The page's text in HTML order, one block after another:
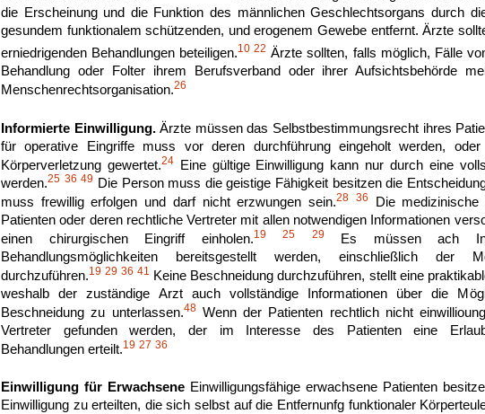
die Erscheinung und die Funktion des männlichen Geschlechtsorgans durch
gesundem funktionalem schützenden, und erogenem Gewebe entfernt. Ärzte
erniedrigenden Behandlungen beteiligen.10 22 Ärzte sollten, falls möglich, Fälle
Behandlung oder Folter ihrem Berufsverband oder ihrer Aufsichtsbehörde
Menschenrechtsorganisation.26
Informierte Einwilligung.Ärzte müssen das Selbstbestimmungsrecht ihres
für operative Eingriffe muss vor deren durchführung eingeholt werden,
Körperverletzung gewertet.24Eine gültige Einwilligung kann nur durch eine
werden.25 36 49 Die Person muss die geistige Fähigkeit besitzen die
muss frewillig erfolgen und darf nicht erzwungen sein.28 36
Die
Patienten oder deren rechtliche Vertreter mit allen notwendigen Informationen
einen chirurgischen Eingriff einholen.19 25 29Es müssen ach
Behandlungsmöglichkeiten bereitsgestellt werden, einschließlich der
durchzuführen.19 29 36 41 Keine Beschneidung durchzuführen, stellt eine
weshalb der zuständige Arzt auch vollständige Informationen über die
Beschneidung zu unterlassen.48Wenn der Patienten rechtlich nicht
Vertreter gefunden werden, der im Interesse des Patienten eine
Behandlungen erteilt.19 27 36
Einwilligung für Erwachsene Einwilligungsfähige erwachsene Patienten
Einwilligung zu erteilten, die sich selbst auf die Entfernunfg funktionaler